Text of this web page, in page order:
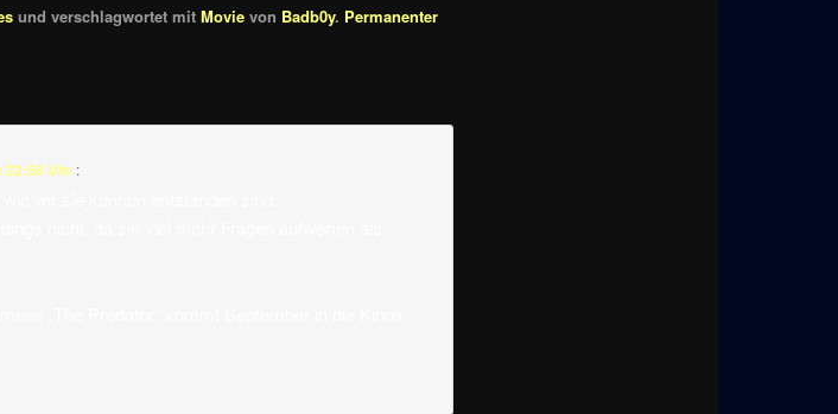
und verschlagwortet mitMovie von Badb0y. Permanenter
22:58 Uhr :